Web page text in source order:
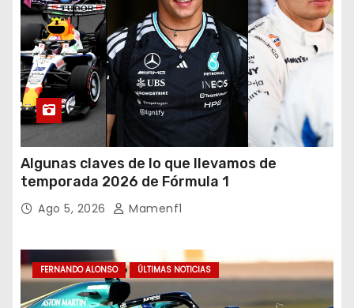
Algunas claves de lo que llevamos de
temporada 2026 de Fórmula 1
Ago 5, 2026 Mamenf1
FERNANDO ALONSO ÚLTIMAS NOTICIAS